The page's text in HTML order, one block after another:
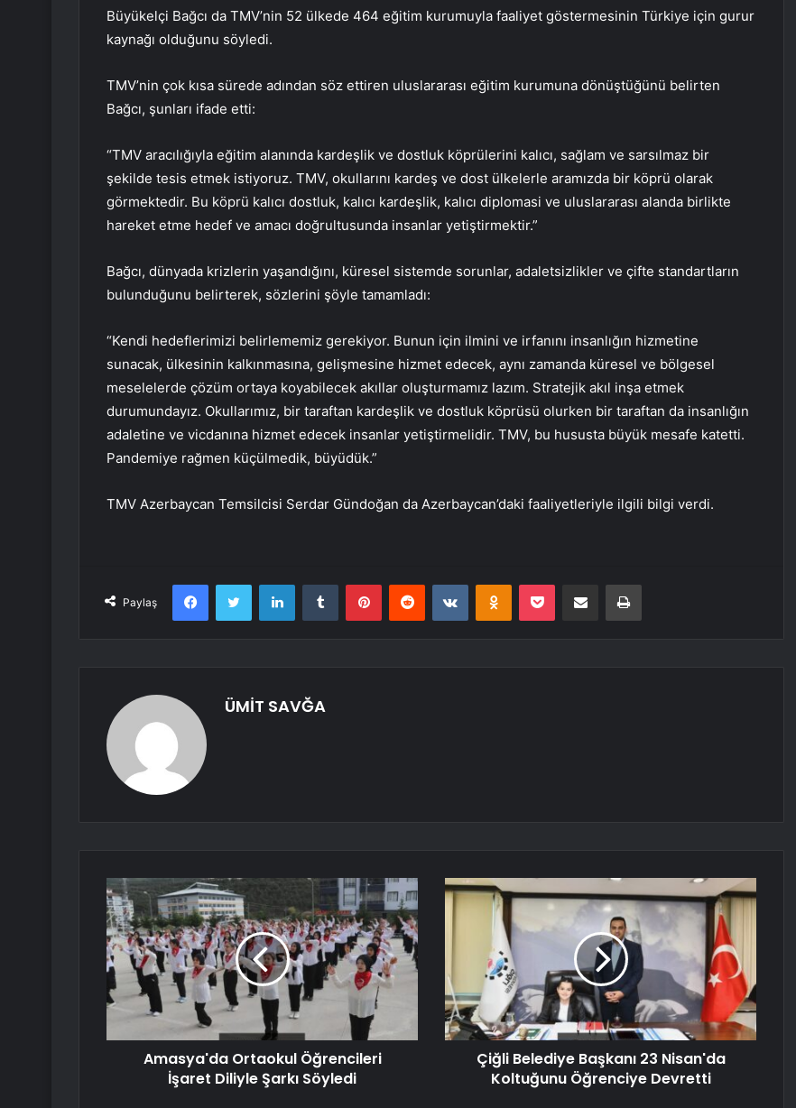
Büyükelçi Bağcı da TMV’nin 52 ülkede 464 eğitim kurumuyla faaliyet göstermesinin Türkiye için gurur
kaynağı olduğunu söyledi.
TMV’nin çok kısa sürede adından söz ettiren uluslararası eğitim kurumuna dönüştüğünü belirten
Bağcı, şunları ifade etti:
“TMV aracılığıyla eğitim alanında kardeşlik ve dostluk köprülerini kalıcı, sağlam ve sarsılmaz bir
şekilde tesis etmek istiyoruz. TMV, okullarını kardeş ve dost ülkelerle aramızda bir köprü olarak
görmektedir. Bu köprü kalıcı dostluk, kalıcı kardeşlik, kalıcı diplomasi ve uluslararası alanda birlikte
hareket etme hedef ve amacı doğrultusunda insanlar yetiştirmektir.”
Bağcı, dünyada krizlerin yaşandığını, küresel sistemde sorunlar, adaletsizlikler ve çifte standartların
bulunduğunu belirterek, sözlerini şöyle tamamladı:
“Kendi hedeflerimizi belirlememiz gerekiyor. Bunun için ilmini ve irfanını insanlığın hizmetine
sunacak, ülkesinin kalkınmasına, gelişmesine hizmet edecek, aynı zamanda küresel ve bölgesel
meselelerde çözüm ortaya koyabilecek akıllar oluşturmamız lazım. Stratejik akıl inşa etmek
durumundayız. Okullarımız, bir taraftan kardeşlik ve dostluk köprüsü olurken bir taraftan da insanlığın
adaletine ve vicdanına hizmet edecek insanlar yetiştirmelidir. TMV, bu hususta büyük mesafe katetti.
Pandemiye rağmen küçülmedik, büyüdük.”
TMV Azerbaycan Temsilcisi Serdar Gündoğan da Azerbaycan’daki faaliyetleriyle ilgili bilgi verdi.
Paylaş
FacebookTwitter LinkedInTumblr PinterestReddit VKontakteOdnoklassniki
Pocket E-Posta ile paylaş Yazdır
ÜMİT SAVĞA
Amasya'da Ortaokul Öğrencileri
İşaret Diliyle Şarkı Söyledi
Çiğli Belediye Başkanı 23 Nisan'da
Koltuğunu Öğrenciye Devretti